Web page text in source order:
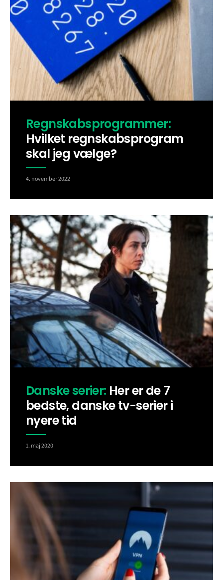
Regnskabsprogrammer:
Hvilket regnskabsprogram
skal jeg vælge?
4. november 2022
Danske serier: Her er de 7
bedste, danske tv-serier i
nyere tid
1. maj 2020